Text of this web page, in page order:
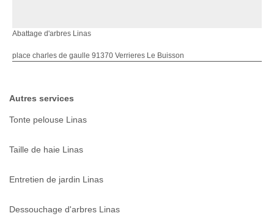
Abattage d'arbres Linas
place charles de gaulle 91370 Verrieres Le Buisson
Autres services
Tonte pelouse Linas
Taille de haie Linas
Entretien de jardin Linas
Dessouchage d'arbres Linas